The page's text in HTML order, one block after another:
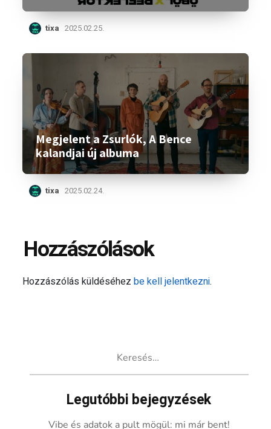
tixa 2025.02.25.
Megjelent a Zsurlók, A Bence
kalandjai új albuma
tixa 2025.02.24.
Hozzászólások
Hozzászólás küldéséhezbe kell jelentkezni.
Legutóbbi bejegyzések
Vibe és adatok a pult mögül: mi már bent!